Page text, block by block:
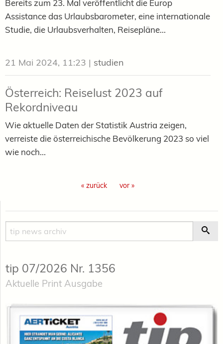
Bereits zum 23. Mal veröffentlicht die Europ
Assistance das Urlaubsbarometer, eine internationale
Studie, die Urlaubsverhalten, Reisepläne...
21 Mai 2024, 11:23 | studien
Österreich: Reiselust 2023 auf
Rekordniveau
Wie aktuelle Daten der Statistik Austria zeigen,
verreiste die österreichische Bevölkerung 2023 so viel
wie noch...
« zurück vor »
Suche
tip 07/2026 Nr. 1356
Aktuelle Print Ausgabe